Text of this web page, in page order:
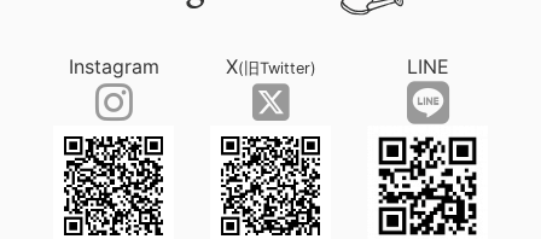
Instagram X(旧Twitter) LINE